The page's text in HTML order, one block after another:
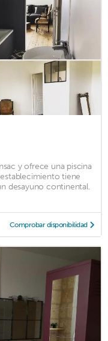
y ofrece una piscina
tiene
desayuno continental.
Comprobar disponibilidad